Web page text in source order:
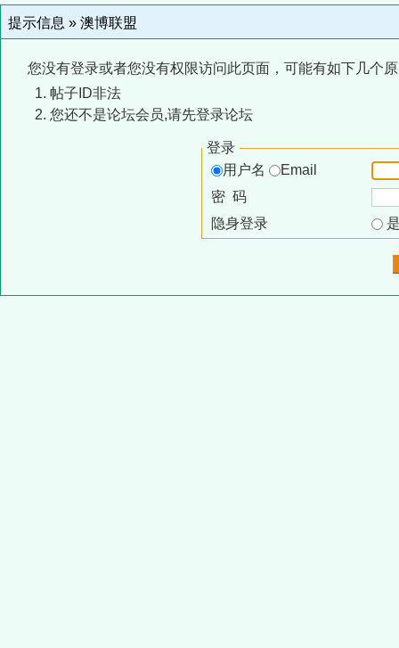
提示信息 » 澳博联盟
您没有登录或者您没有权限访问此页面，可能有如下几个
帖子ID非法
您还不是论坛会员,请先登录论坛
登录
用户名
Email
密 码
隐身登录